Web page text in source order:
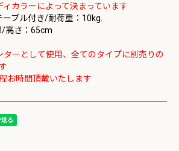
カラーによって決まっています
ブル付き/耐荷重：10kg.
/高さ：65cm
ターとして使用、全てのタイプに別売りの
お時間頂戴いたします